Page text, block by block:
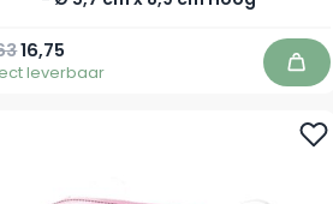
Speciale prijs
16,75
prijs
leverbaar In